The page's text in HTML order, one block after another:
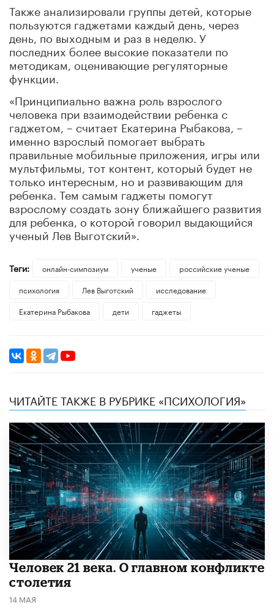
Также анализировали группы детей, которые
пользуются гаджетами каждый день, через
день, по выходным и раз в неделю. У
последних более высокие показатели по
методикам, оценивающие регуляторные
функции.
«Принципиально важна роль взрослого
человека при взаимодействии ребенка с
гаджетом, – считает Екатерина Рыбакова, –
именно взрослый помогает выбрать
правильные мобильные приложения, игры или
мультфильмы, тот контент, который будет не
только интересным, но и развивающим для
ребенка. Тем самым гаджеты помогут
взрослому создать зону ближайшего развития
для ребенка, о которой говорил выдающийся
ученый Лев Выготский».
Теги: онлайн-симпозиум ученые
российские ученые
психология
Лев Выготский
исследование
Екатерина Рыбакова
дети гаджеты
ЧИТАЙТЕ ТАКЖЕ В РУБРИКЕ «ПСИХОЛОГИЯ»
​Человек 21 века. О главном конфликте
столетия
14 МАЯ